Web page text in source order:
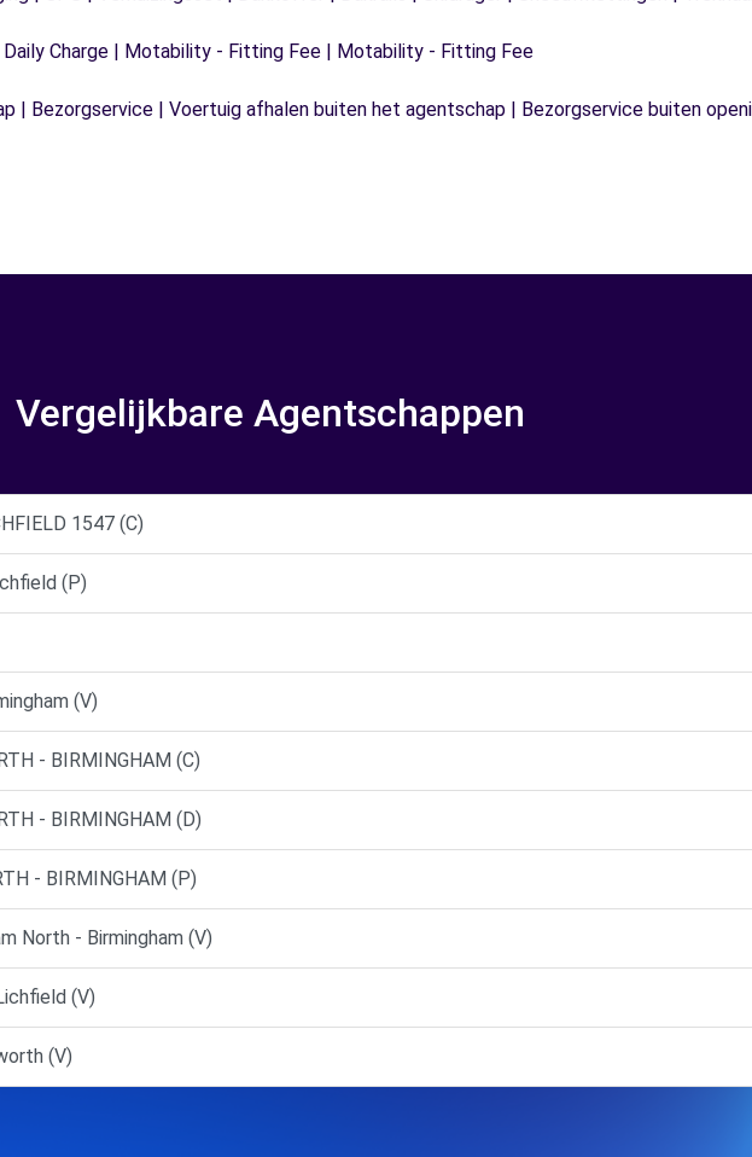
Charge | Motability - Fitting Fee | Motability - Fitting Fee
| Bezorgservice | Voertuig afhalen buiten het agentschap | Bezorgservice buiten
Vergelijkbare Agentschappen
1547 (C)
(P)
(V)
- BIRMINGHAM (C)
- BIRMINGHAM (D)
- BIRMINGHAM (P)
North - Birmingham (V)
(V)
(V)